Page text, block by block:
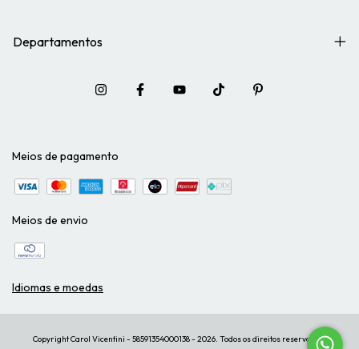
Departamentos
Meios de pagamento
Meios de envio
Idiomas e moedas
Copyright Carol Vicentini - 58591354000138 - 2026. Todos os direitos reservados.